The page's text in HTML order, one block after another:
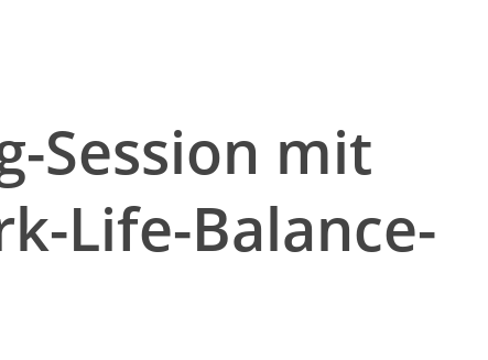
Session mit
Life-Balance-